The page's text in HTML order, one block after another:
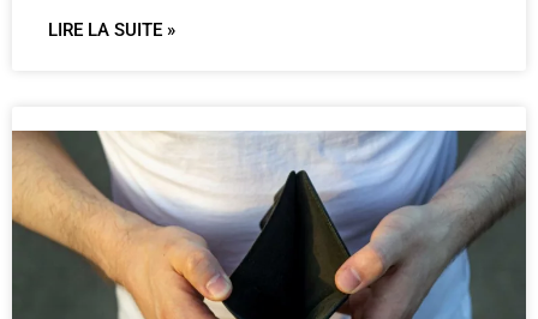
LIRE LA SUITE »